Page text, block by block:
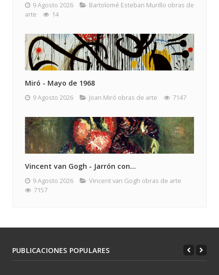
9 Agosto 2026
Bartolomé Esteban Murillo obras de
arte
14
Miró - Mayo de 1968
9 Agosto 2026 Joan Miró obras de arte 7147
Vincent van Gogh - Jarrón con...
9 Agosto 2026
Vincent van Gogh obras de arte
7157
PUBLICACIONES POPULARES